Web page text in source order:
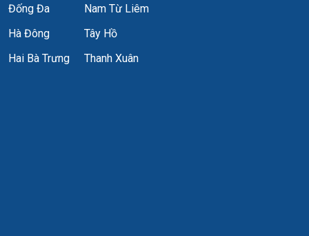
Đống Đa
Hà Đông
Hai Bà Trưng
Nam Từ Liêm
Tây Hồ
Thanh Xuân